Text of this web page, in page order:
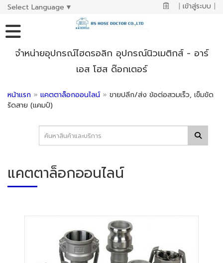
Select Language ▼ | เข้าสู่ระบบ |
จำหน่ายอุปกรณ์ไฮดรอลิก อุปกรณ์นิวเมติกส์ - อาร์
เอส โฮส ด๊อกเตอร์
หน้าแรก » แคตตาล็อกออนไลน์ » ขายปลีก/ส่ง ข้อต่อสวมเร็ว, เข็มขัด
รัดสาย (แคมป์)
แคตตาล็อกออนไลน์